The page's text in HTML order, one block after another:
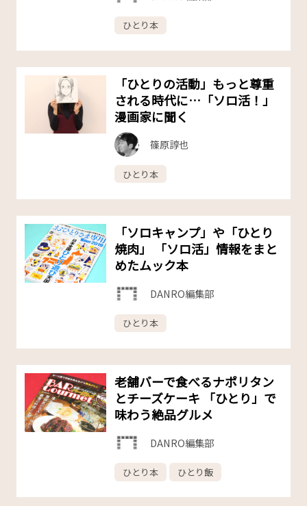
ひとり本
「ひとりの活動」もっと尊重
される時代に…「ソロ活！」
漫画家に聞く
篠原諄也
ひとり本
「ソロキャンプ」や「ひとり
焼肉」 「ソロ活」情報をまと
めたムック本
DANRO編集部
ひとり本
老舗バーで食べるナポリタン
とチーズケーキ 「ひとり」で
味わう絶品グルメ
DANRO編集部
ひとり本 ひとり飯